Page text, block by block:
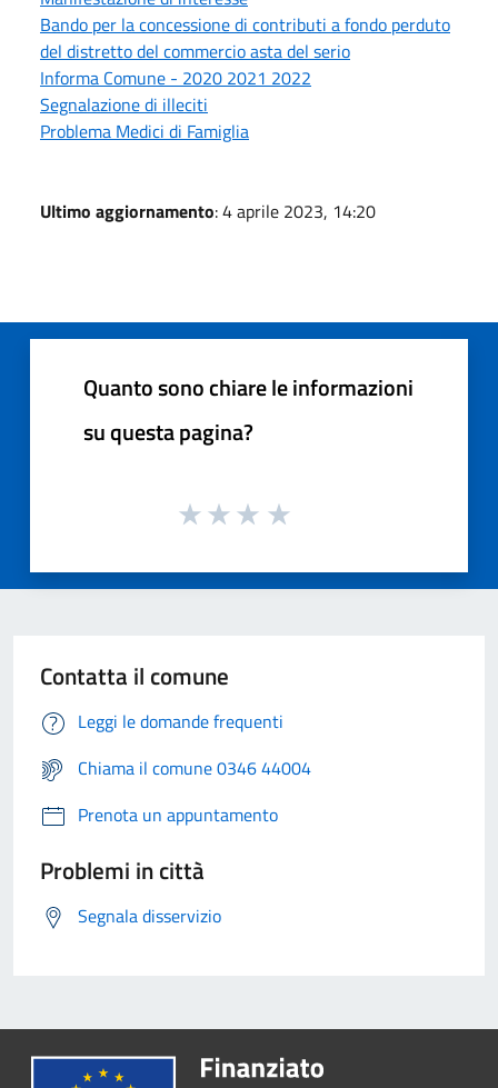
Bando per la concessione di contributi a fondo perduto
del distretto del commercio asta del serio
Informa Comune - 2020 2021 2022
Segnalazione di illeciti
Problema Medici di Famiglia
Ultimo aggiornamento: 4 aprile 2023, 14:20
Quanto sono chiare le informazioni
su questa pagina?
Contatta il comune
Leggi le domande frequenti
Chiama il comune 0346 44004
Prenota un appuntamento
Problemi in città
Segnala disservizio